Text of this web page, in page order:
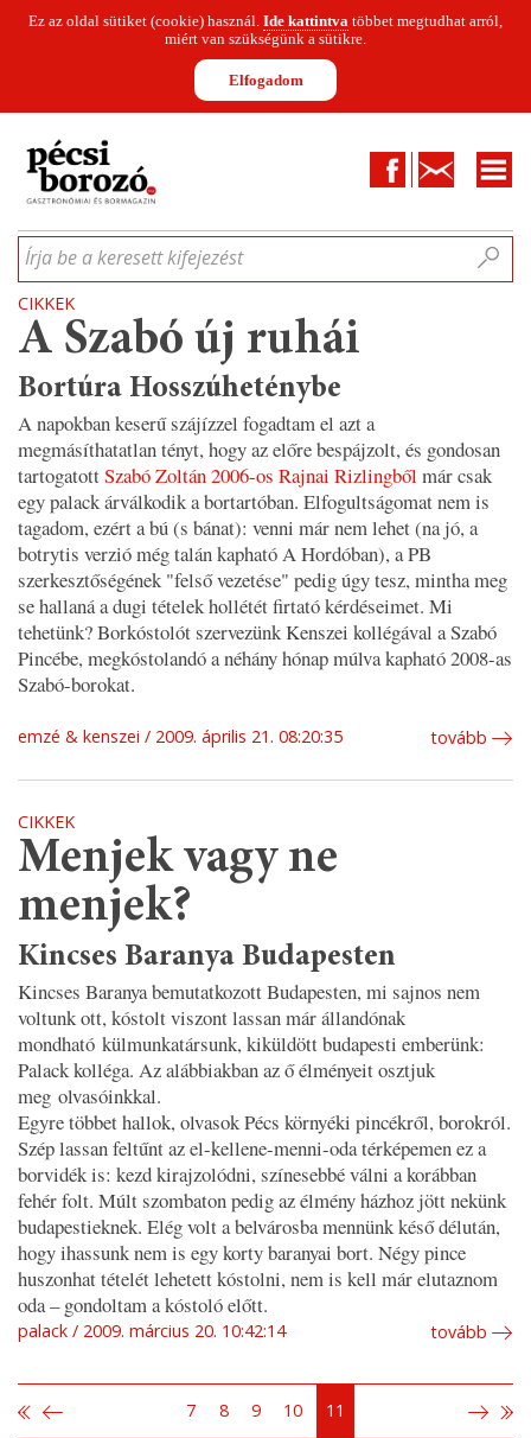
Ez az oldal sütiket (cookie) használ. Ide kattintva többet megtudhat arról,
miért van szükségünk a sütikre.
Elfogadom
FacebookKapcsolat
CIKKEKHÍREKINFOGRAFIKÁKMUNKATÁRSAKWINESOFA
Írja be a keresett kifejezést
CIKKEK
A Szabó új ruhái
Bortúra Hosszúheténybe
A napokban keserű szájízzel fogadtam el azt a
megmásíthatatlan tényt, hogy az előre bespájzolt, és gondosan
tartogatottSzabó Zoltán 2006-os Rajnai Rizlingből már csak
egy palack árválkodik a bortartóban. Elfogultságomat nem is
tagadom, ezért a bú (s bánat): venni már nem lehet (na jó, a
botrytis verzió még talán kapható A Hordóban), a PB
szerkesztőségének "felső vezetése" pedig úgy tesz, mintha meg
se hallaná a dugi tételek hollétét firtató kérdéseimet. Mi
tehetünk? Borkóstolót szervezünk Kenszei kollégával a Szabó
Pincébe, megkóstolandó a néhány hónap múlva kapható 2008-as
Szabó-borokat.
emzé & kenszei 2009. április 21. 08:20:35 tovább
CIKKEK
Menjek vagy ne
menjek?
Kincses Baranya Budapesten
Kincses Baranya bemutatkozott Budapesten, mi sajnos nem
voltunk ott, kóstolt viszont lassan már állandónak
mondható külmunkatársunk, kiküldött budapesti emberünk:
Palack kolléga. Az alábbiakban az ő élményeit osztjuk
meg olvasóinkkal.
Egyre többet hallok, olvasok Pécs környéki pincékről, borokról.
Szép lassan feltűnt azel-kellene-menni-odatérképemen ez a
borvidék is: kezd kirajzolódni, színesebbé válni a korábban
fehér folt. Múlt szombaton pedig az élmény házhoz jött nekünk
budapestieknek. Elég volt a belvárosba mennünk késő délután,
hogy ihassunk nem is egy korty baranyai bort. Négy pince
huszonhat tételét lehetett kóstolni, nem is kell már elutaznom
oda – gondoltam a kóstoló előtt.
palack 2009. március 20. 10:42:14 tovább
7 8 9 10 11